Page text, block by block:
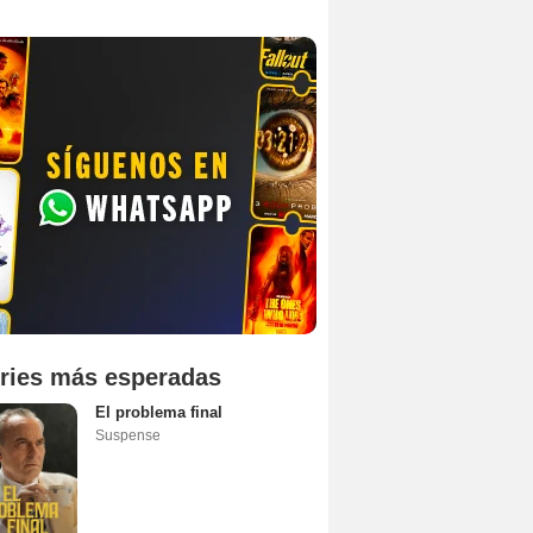
más esperadas
El problema final
Suspense